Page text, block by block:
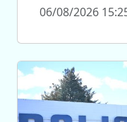
06/08/2026